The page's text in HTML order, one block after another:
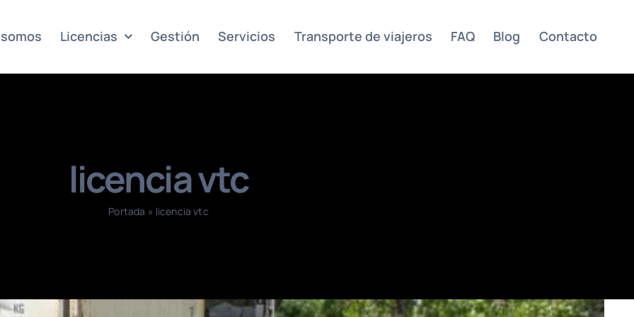
Licencias Gestión Servicios Transporte de viajeros FAQ Blog Contacto
licencia vtc
Portada » licencia vtc